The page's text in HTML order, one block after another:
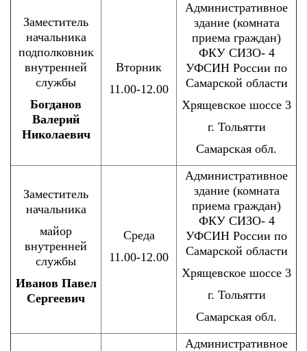
Заместитель
начальника
подполковник
внутренней
службы
Богданов
Валерий
Николаевич
Вторник
11.00-12.00
Административное
здание (комната
приема граждан)
ФКУ СИЗО- 4
УФСИН России по
Самарской области
Хрящевское шоссе 3
г. Тольятти
Самарская обл.
Заместитель
начальника
майор
внутренней
службы
Иванов Павел
Сергеевич
Среда
11.00-12.00
Административное
здание (комната
приема граждан)
ФКУ СИЗО- 4
УФСИН России по
Самарской области
Хрящевское шоссе 3
г. Тольятти
Самарская обл.
Административное